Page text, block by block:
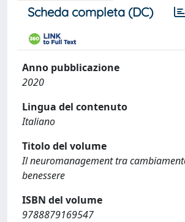
Scheda completa (DC)
Anno pubblicazione
2020
Lingua del contenuto
Italiano
Titolo del volume
Il neuromanagement tra
benessere
ISBN del volume
9788879169547